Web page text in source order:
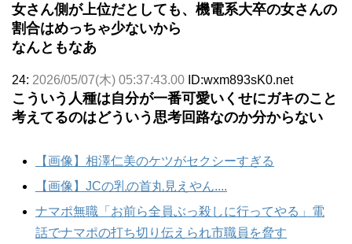
女さん側が上位だとしても、機電系大卒の女さんの
割合はめっちゃ少ないから
なんともなあ
24: 2026/05/07(木) 05:37:43.00 ID:wxm893sK0.net
こういう人種は自分が一番可愛いくせにガキのこと
考えてるのはどういう思考回路なのか分からない
【画像】相澤仁美のケツがセクシーすぎる
【画像】JCの乳の首丸見えやん....
ナマポ無職「お前ら全員ぶっ殺しに行ってやる」電
話でナマポの打ち切り伝えられ市職員を脅す